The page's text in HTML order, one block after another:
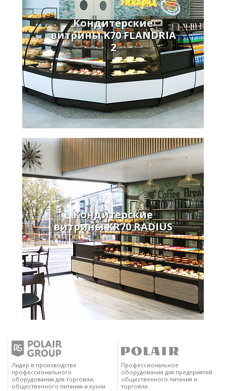
Кондитерские
витрины K70 FLANDRIA
2
Кондитерские
витрины KR70 RADIUS
Лидер в производстве
профессионального
оборудования для торговли,
общественного питания и кухни
Профессиональное
оборудования для предприятий
общественного питания и
торговли